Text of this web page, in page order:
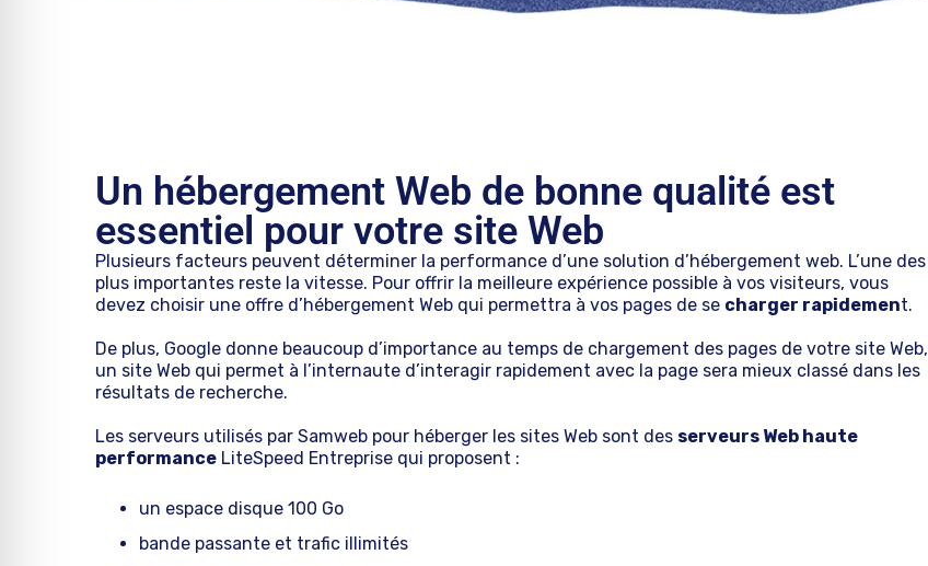
Un hébergement Web de bonne qualité est
essentiel pour votre site Web
Plusieurs facteurs peuvent déterminer la performance d’une solution d’hébergement web. L’une des
plus importantes reste la vitesse. Pour offrir la meilleure expérience possible à vos visiteurs, vous
devez choisir une offre d’hébergement Web qui permettra à vos pages de se charger rapidement.
De plus, Google donne beaucoup d’importance au temps de chargement des pages de votre site Web,
un site Web qui permet à l’internaute d’interagir rapidement avec la page sera mieux classé dans les
résultats de recherche.
Les serveurs utilisés par Samweb pour héberger les sites Web sont des serveurs Web haute
performance LiteSpeed Entreprise qui proposent :
un espace disque 100 Go
bande passante et trafic illimités